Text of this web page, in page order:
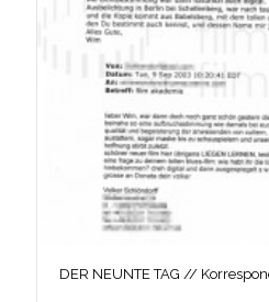
DER NEUNTE TAG //